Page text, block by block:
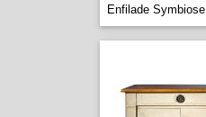
Enfilade Symbiose